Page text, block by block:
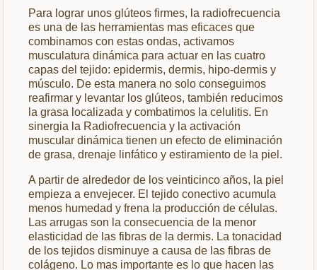
Para lograr unos glúteos firmes, la radiofrecuencia
es una de las herramientas mas eficaces que
combinamos con estas ondas, activamos
musculatura dinámica para actuar en las cuatro
capas del tejido: epidermis, dermis, hipo-dermis y
músculo. De esta manera no solo conseguimos
reafirmar y levantar los glúteos, también reducimos
la grasa localizada y combatimos la celulitis. En
sinergia la Radiofrecuencia y la activación
muscular dinámica tienen un efecto de eliminación
de grasa, drenaje linfático y estiramiento de la piel.
A partir de alrededor de los veinticinco años, la piel
empieza a envejecer. El tejido conectivo acumula
menos humedad y frena la producción de células.
Las arrugas son la consecuencia de la menor
elasticidad de las fibras de la dermis. La tonacidad
de los tejidos disminuye a causa de las fibras de
colágeno. Lo mas importante es lo que hacen las